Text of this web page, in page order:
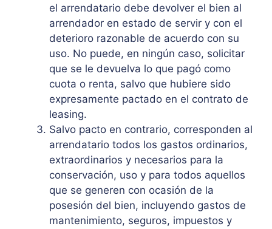
el arrendatario debe devolver el bien al
arrendador en estado de servir y con el
deterioro razonable de acuerdo con su
uso. No puede, en ningún caso, solicitar
que se le devuelva lo que pagó como
cuota o renta, salvo que hubiere sido
expresamente pactado en el contrato de
leasing.
Salvo pacto en contrario, corresponden al
arrendatario todos los gastos ordinarios,
extraordinarios y necesarios para la
conservación, uso y para todos aquellos
que se generen con ocasión de la
posesión del bien, incluyendo gastos de
mantenimiento, seguros, impuestos y